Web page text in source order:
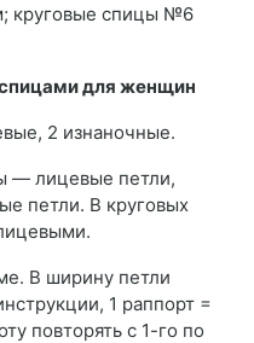
круговые спицы №6
для женщин
2 изнаночные.
— лицевые петли,
петли. В круговых
В ширину петли
1 раппорт =
повторять с 1-го по